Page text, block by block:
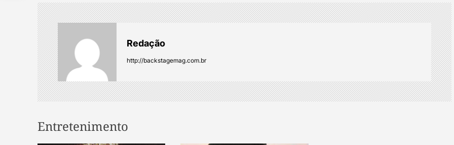
n
a
v
i
a
Redação
http://backstagemag.com.br
Entretenimento